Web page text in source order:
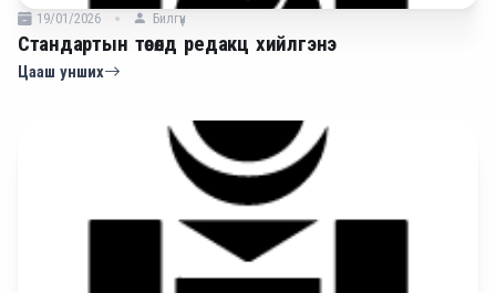
19/01/2026 Билгүүн
Стандартын төсөлд редакц хийлгэнэ
Цааш унших